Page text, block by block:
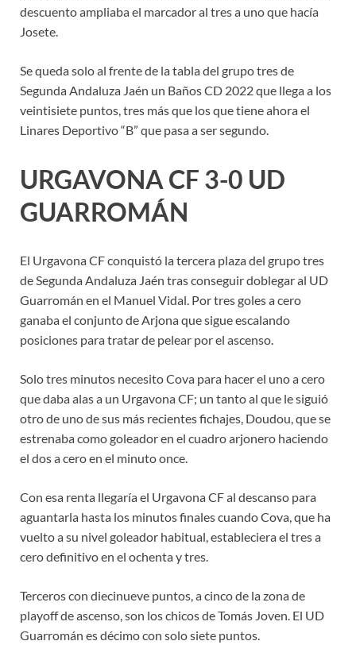
descuento ampliaba el marcador al tres a uno que hacía
Josete.
Se queda solo al frente de la tabla del grupo tres de
Segunda Andaluza Jaén un Baños CD 2022 que llega a los
veintisiete puntos, tres más que los que tiene ahora el
Linares Deportivo “B” que pasa a ser segundo.
URGAVONA CF 3-0 UD
GUARROMÁN
El Urgavona CF conquistó la tercera plaza del grupo tres
de Segunda Andaluza Jaén tras conseguir doblegar al UD
Guarromán en el Manuel Vidal. Por tres goles a cero
ganaba el conjunto de Arjona que sigue escalando
posiciones para tratar de pelear por el ascenso.
Solo tres minutos necesito Cova para hacer el uno a cero
que daba alas a un Urgavona CF; un tanto al que le siguió
otro de uno de sus más recientes fichajes, Doudou, que se
estrenaba como goleador en el cuadro arjonero haciendo
el dos a cero en el minuto once.
Con esa renta llegaría el Urgavona CF al descanso para
aguantarla hasta los minutos finales cuando Cova, que ha
vuelto a su nivel goleador habitual, estableciera el tres a
cero definitivo en el ochenta y tres.
Terceros con diecinueve puntos, a cinco de la zona de
playoff de ascenso, son los chicos de Tomás Joven. El UD
Guarromán es décimo con solo siete puntos.